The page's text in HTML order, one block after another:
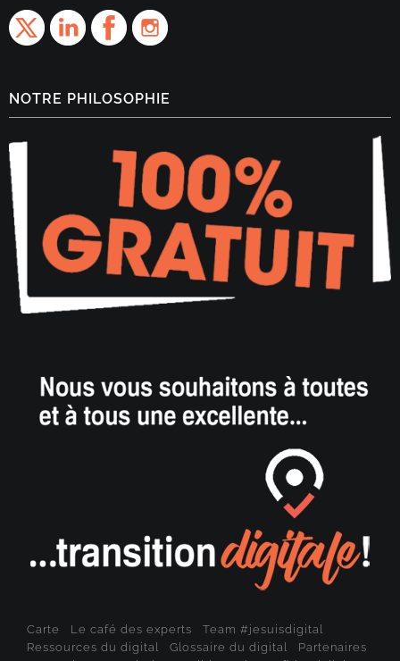
NOTRE PHILOSOPHIE
Carte Le café des experts
Team #jesuisdigital
Ressources du digital
Glossaire du digital
Partenaires